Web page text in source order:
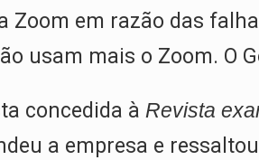
Zoom em razão das
usam mais o Zoom. O
concedida à Revista
a empresa e